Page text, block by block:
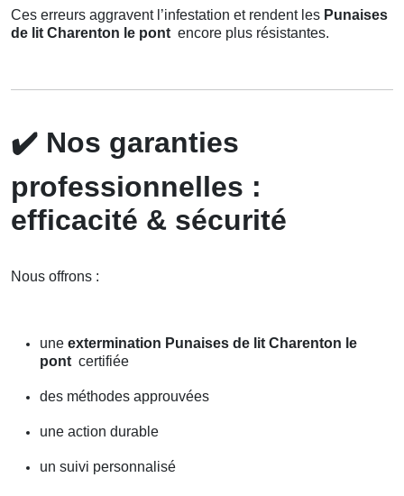
Ces erreurs aggravent l’infestation et rendent les Punaises
de lit Charenton le pont encore plus résistantes.
✔️ Nos garanties
professionnelles :
efficacité & sécurité
Nous offrons :
une extermination Punaises de lit Charenton le
pont certifiée
des méthodes approuvées
une action durable
un suivi personnalisé